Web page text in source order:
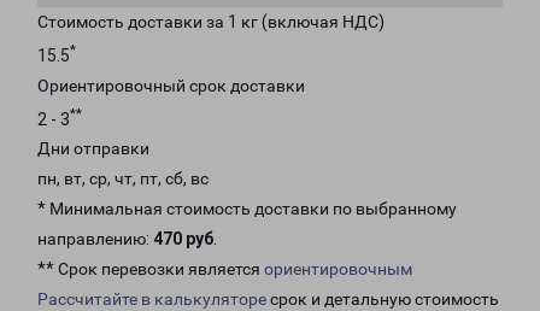
Стоимость доставки за 1 кг (включая НДС)
15.5*
Ориентировочный срок доставки
2 - 3**
Дни отправки
пн, вт, ср, чт, пт, сб, вс
* Минимальная стоимость доставки по выбранному
направлению: 470 руб.
** Срок перевозки является ориентировочным
Рассчитайте в калькуляторесрок и детальную стоимость